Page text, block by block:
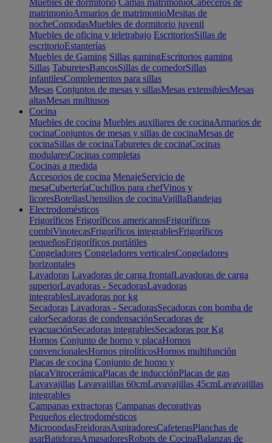
Muebles de dormitorio Camas matrimonioCabeceros de
matrimonioArmarios de matrimonioMesitas de
nocheComodasMuebles de dormitorio juvenil
Muebles de oficina y teletrabajo EscritoriosSillas de
escritorioEstanterías
Muebles de Gaming Sillas gamingEscritorios gaming
Sillas TaburetesBancosSillas de comedorSillas
infantilesComplementos para sillas
Mesas Conjuntos de mesas y sillasMesas extensiblesMesas
altasMesas multiusos
Cocina
Muebles de cocina Muebles auxiliares de cocinaArmarios de
cocinaConjuntos de mesas y sillas de cocinaMesas de
cocinaSillas de cocinaTaburetes de cocinaCocinas
modularesCocinas completas
Cocinas a medida
Accesorios de cocina MenajeServicio de
mesaCuberteríaCuchillos para chefVinos y
licoresBotellasUtensilios de cocinaVajillaBandejas
Electrodomésticos
Frigoríficos Frigoríficos americanosFrigoríficos
combiVinotecasFrigoríficos integrablesFrigoríficos
pequeñosFrigoríficos portátiles
Congeladores Congeladores verticalesCongeladores
horizontales
Lavadoras Lavadoras de carga frontalLavadoras de carga
superiorLavadoras - SecadorasLavadoras
integrablesLavadoras por kg
Secadoras Lavadoras - SecadorasSecadoras con bomba de
calorSecadoras de condensaciónSecadoras de
evacuaciónSecadoras integrablesSecadoras por Kg
Hornos Conjunto de horno y placaHornos
convencionalesHornos pirolíticosHornos multifunción
Placas de cocina Conjunto de horno y
placaVitrocerámicaPlacas de inducciónPlacas de gas
Lavavajillas Lavavajillas 60cmLavavajillas 45cmLavavajillas
integrables
Campanas extractoras Campanas decorativas
Pequeños electrodomésticos
MicroondasFreidorasAspiradoresCafeterasPlanchas de
asarBatidorasAmasadoresRobots de CocinaBalanzas de